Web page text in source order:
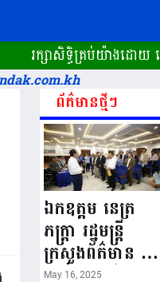
សាសិទ្ធិគ្រប់យ៉ាងដោយ គេហ
ព័ត៌មានថ្មីៗ
ឯកឧត្តម នេត្រ
ភក្ត្រា រដ្ឋមន្ត្រី
ក្រសួងព័ត៌មាន នៅ
រសៀលថ្ងៃទី១៦ ខែ
May 16, 2025